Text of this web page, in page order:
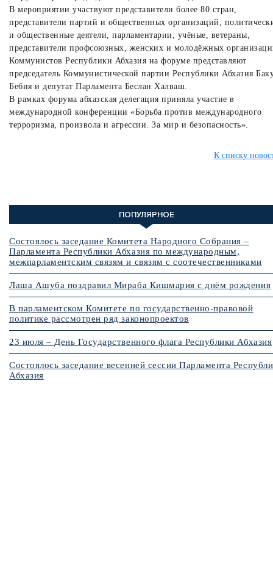
ПОПУЛЯРНОЕ
Состоялось заседание Комитета Народного Собрания –
Парламента Республики Абхазия по международным,
межпарламентским связям и связям с соотечественниками
Лаша Ашуба поздравил Мираба Кишмария с днём рождения
В парламентском Комитете по государственно-правовой
политике рассмотрен ряд законопроектов
23 июля – День Государственного флага Республики Абхазия
Состоялось заседание весенней сессии Парламента
Абхазия
В мероприятии участвуют представители более 80 стран,
представители партий и общественных организаций,
и общественные деятели, парламентарии, учёные, ветераны,
представители профсоюзных, женских и молодёжных
Коммунистов Республики Абхазия на форуме представляют
председатель Коммунистической партии Республики Абхазия
Бебия и депутат Парламента Беслан Халваш.
В рамках форума абхазская делегация приняла участие в
международной конференции «Борьба против международного
терроризма, произвола и агрессии. За мир и безопасность».
К списку